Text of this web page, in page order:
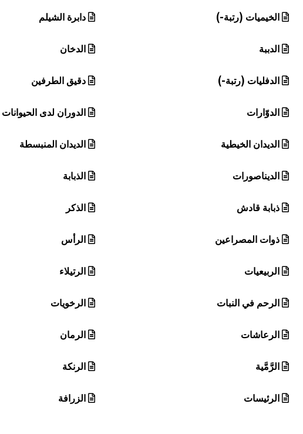
الخيميات (رتبة-) دابرة الشيلم
الدببة الدخان
الدفليات (رتبة-) دقيق الطرفين
الدوّارات الدوران لدى الحيوانات
الديدان الخيطية الديدان المنبسطة
الديناصورات الذبابة
ذبابة قادش الذكر
ذوات المصراعين الرأس
الربيعيات الرتيلاء
الرحم في النبات الرخويات
الرعاشات الرمان
الرَّمَّية الرنكة
الرئيسات الزرافة